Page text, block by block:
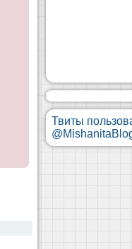
Твиты